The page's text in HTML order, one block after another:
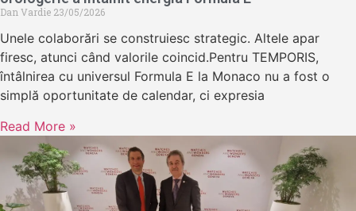
Dan Vardie 23/05/2026
Unele colaborări se construiesc strategic. Altele apar
firesc, atunci când valorile coincid.Pentru TEMPORIS,
întâlnirea cu universul Formula E la Monaco nu a fost o
simplă oportunitate de calendar, ci expresia
Read More »